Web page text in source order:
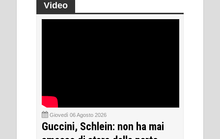
Video
Giovedì 06 Agosto 2026
Guccini, Schlein: non ha mai